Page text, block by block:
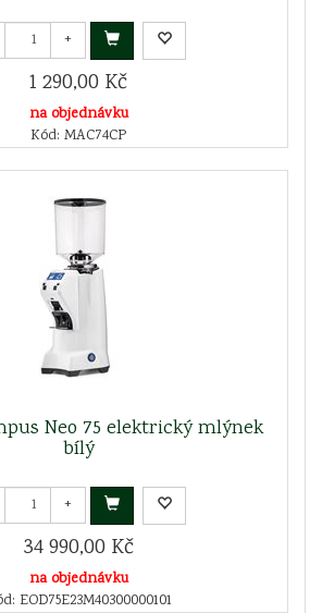
+
1 290,00 Kč
na objednávku
Kód: MAC74CP
Neo 75 elektrický mlýnek
bílý
+
34 990,00 Kč
na objednávku
EOD75E23M40300000101